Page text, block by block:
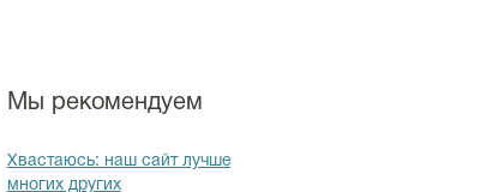
Мы рекомендуем
Хвастаюсь: наш сайт лучше
многих других